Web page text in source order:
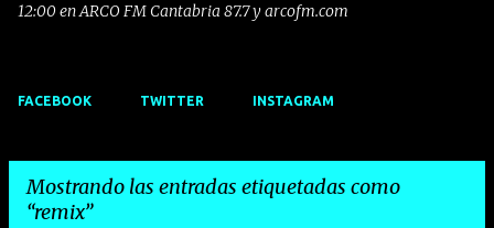
12:00 en ARCO FM Cantabria 87.7 y arcofm.com
FACEBOOK TWITTER INSTAGRAM
Mostrando las entradas etiquetadas como
remix